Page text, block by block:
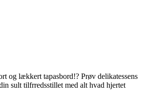
og lækkert tapasbord!? Prøv delikatessens
sult tilfrredsstillet med alt hvad hjertet